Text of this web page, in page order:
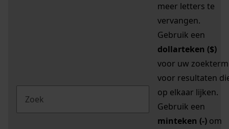
meer letters te
vervangen.
Gebruik een
dollarteken ($)
voor uw zoekterm
voor resultaten
op elkaar lijken.
Gebruik een
minteken (-) om